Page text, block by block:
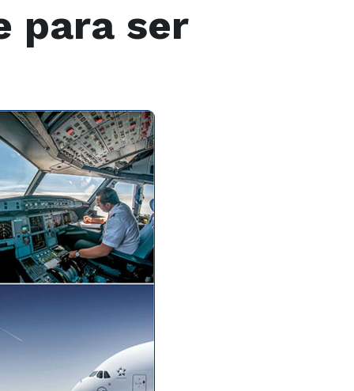
para ser